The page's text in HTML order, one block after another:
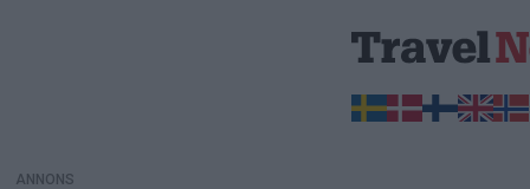
ANNONS